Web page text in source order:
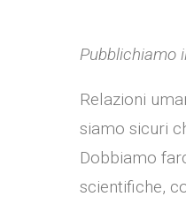
Pubblichiamo
Relazioni
siamo sicuri
Dobbiamo
scientifiche,